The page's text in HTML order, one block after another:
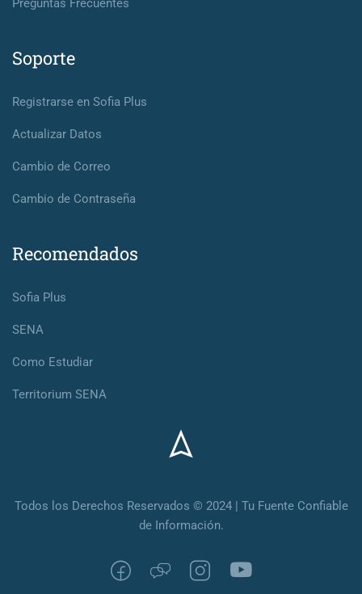
Preguntas Frecuentes
Soporte
Registrarse en Sofia Plus
Actualizar Datos
Cambio de Correo
Cambio de Contraseña
Recomendados
Sofia Plus
SENA
Como Estudiar
Territorium SENA
Todos los Derechos Reservados © 2024 | Tu Fuente Confiable
de Información.